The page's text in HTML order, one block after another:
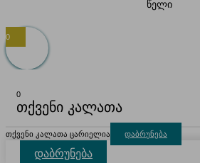
წელი
0
0
თქვენი კალათა
თქვენი კალათა ცარიელია დაბრუნება
დაბრუნება